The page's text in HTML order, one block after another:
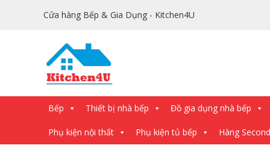
Cửa hàng Bếp & Gia Dụng - Kitchen4U
Bếp Thiết bị nhà bếp Đồ gia dụng nhà bếp
Phụ kiện nội thất Phụ kiện tủ bếp Hàng